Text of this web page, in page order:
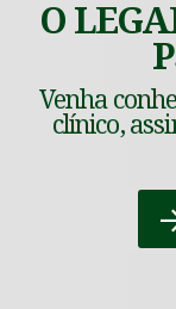
O
Venha
clínico,